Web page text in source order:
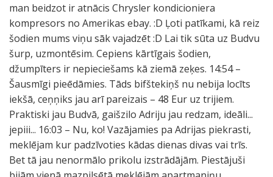
man beidzot ir atnācis Chrysler kondicioniera
kompresors no Amerikas ebay. :D Ļoti patīkami, kā reiz
šodien mums viņu sāk vajadzēt :D Lai tik sūta uz Budvu
šurp, uzmontēsim. Cepiens kārtīgais šodien,
džumpīters ir nepieciešams kā ziemā zeķes. 14:54 –
Šausmīgi pieēdāmies. Tāds bifštekiņš nu nebija locīts
iekšā, ceņņiks jau arī pareizais – 48 Eur uz trijiem.
Praktiski jau Budvā, gaišzilo Adriju jau redzam, ideāli...
jepiii... 16:03 – Nu, ko! Vazājamies pa Adrijas piekrasti,
meklējam kur padzīvoties kādas dienas divas vai trīs.
Bet tā jau nenormālo prikolu izstrādājām. Piestājuši